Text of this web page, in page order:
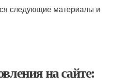
следующие материалы и
на сайте: